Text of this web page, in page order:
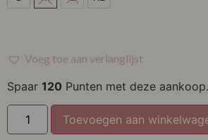
Voeg toe aan verlanglijst
Spaar 120 Punten met deze aankoop.
Toevoegen aan